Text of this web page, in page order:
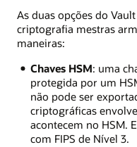
As duas opções do
criptografia mestras
maneiras:
Chaves HSM: uma
protegida por um
não pode ser
criptográficas
acontecem no HSM.
com FIPS de Nível 3.